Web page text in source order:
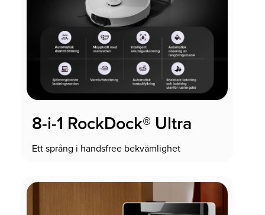
8-i-1 RockDock® Ultra
Ett språng i handsfree bekvämlighet